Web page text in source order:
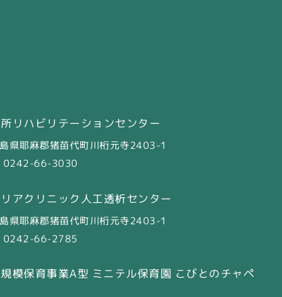
リハビリテーションセンター
県耶麻郡猪苗代町川桁元寺2403-1
0242-66-3030
アクリニック人工透析センター
県耶麻郡猪苗代町川桁元寺2403-1
0242-66-2785
模保育事業A型 ミニテル保育園 こびとのチャペ